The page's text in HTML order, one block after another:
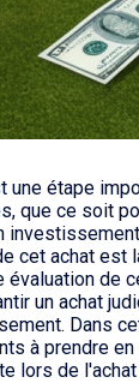
une étape
que ce soit
cet achat est
évaluation de
un achat
Dans
à prendre
lors de